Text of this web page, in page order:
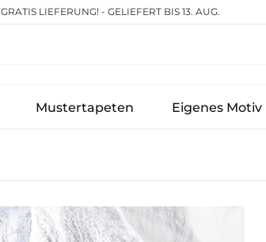
GRATIS LIEFERUNG! - GELIEFERT BIS 13. AUG.
Mustertapeten Eigenes Motiv